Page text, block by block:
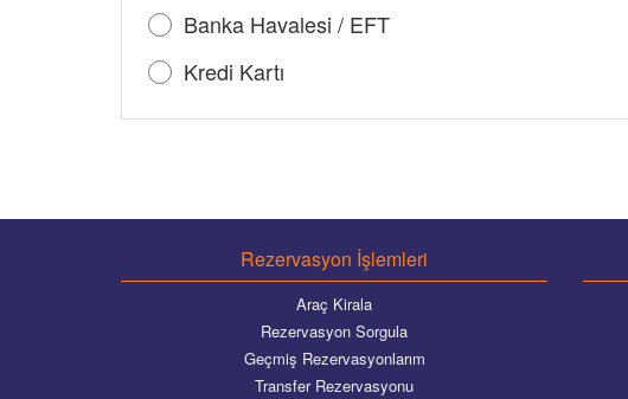
Banka Havalesi / EFT
Kredi Kartı
Rezervasyon İşlemleri
Araç Kirala
Rezervasyon Sorgula
Geçmiş Rezervasyonlarım
Transfer Rezervasyonu